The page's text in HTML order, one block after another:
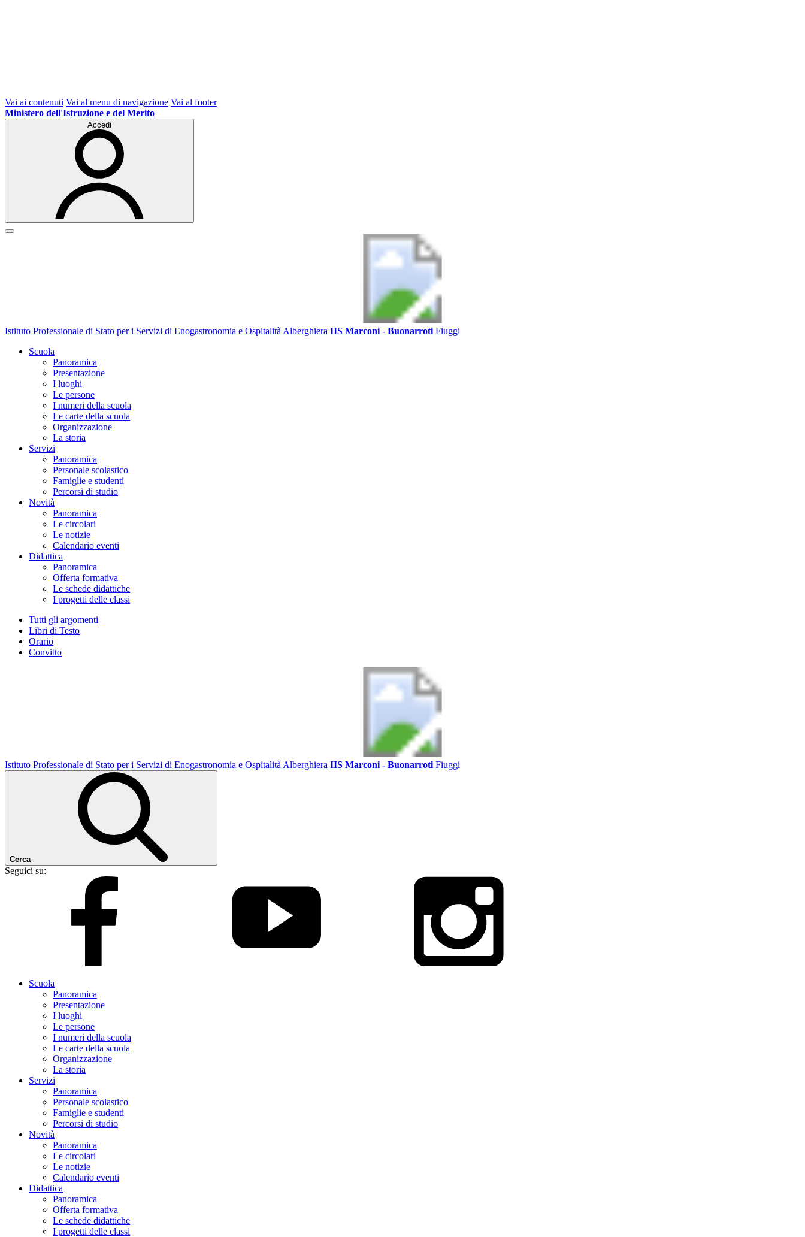
Vai ai contenuti Vai al menu di navigazione Vai al footer
Ministero dell'Istruzione e del Merito
Accedi
Istituto Professionale di Stato per i Servizi di Enogastronomia e Ospitalità Alberghiera IIS Marconi - Buonarroti Fiuggi
Scuola
Panoramica
Presentazione
I luoghi
Le persone
I numeri della scuola
Le carte della scuola
Organizzazione
La storia
Servizi
Panoramica
Personale scolastico
Famiglie e studenti
Percorsi di studio
Novità
Panoramica
Le circolari
Le notizie
Calendario eventi
Didattica
Panoramica
Offerta formativa
Le schede didattiche
I progetti delle classi
Tutti gli argomenti
Libri di Testo
Orario
Convitto
Istituto Professionale di Stato per i Servizi di Enogastronomia e Ospitalità Alberghiera IIS Marconi - Buonarroti Fiuggi
Cerca
Seguici su:
Scuola
Panoramica
Presentazione
I luoghi
Le persone
I numeri della scuola
Le carte della scuola
Organizzazione
La storia
Servizi
Panoramica
Personale scolastico
Famiglie e studenti
Percorsi di studio
Novità
Panoramica
Le circolari
Le notizie
Calendario eventi
Didattica
Panoramica
Offerta formativa
Le schede didattiche
I progetti delle classi